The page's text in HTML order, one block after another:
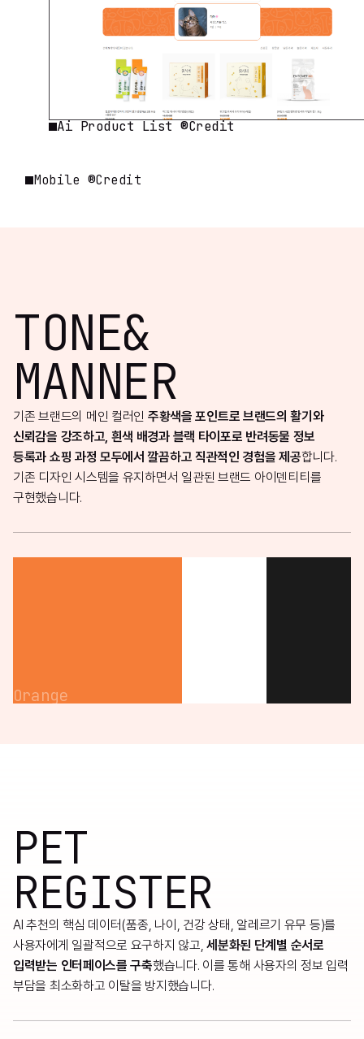
Ai Product List ®Credit
Mobile ®Credit
TONE&
MANNER
기존 브랜드의 메인 컬러인 주황색을 포인트로 브랜드의 활기와
신뢰감을 강조하고, 흰색 배경과 블랙 타이포로 반려동물 정보
등록과 쇼핑 과정 모두에서 깔끔하고 직관적인 경험을 제공합니다.
기존 디자인 시스템을 유지하면서 일관된 브랜드 아이덴티티를
구현했습니다.
Orange
PET
REGISTER
AI 추천의 핵심 데이터(품종, 나이, 건강 상태, 알레르기 유무 등)를
사용자에게 일괄적으로 요구하지 않고,세분화된 단계별 순서로
입력받는 인터페이스를 구축했습니다. 이를 통해 사용자의 정보 입력
부담을 최소화하고 이탈을 방지했습니다.